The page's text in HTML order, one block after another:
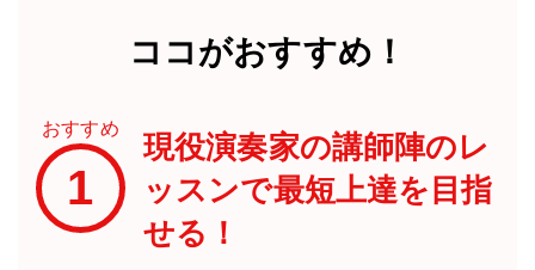
ココがおすすめ！
おすすめ
1
現役演奏家の講師陣のレ
ッスンで最短上達を目指
せる！